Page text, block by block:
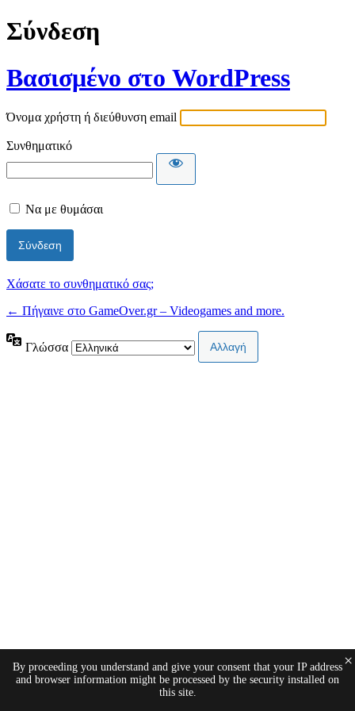
Σύνδεση
Βασισμένο στο WordPress
Όνομα χρήστη ή διεύθυνση email
Συνθηματικό
Να με θυμάσαι
Χάσατε το συνθηματικό σας;
← Πήγαινε στο GameOver.gr – Videogames and more.
Γλώσσα
By proceeding you understand and give your consent that your IP address
and browser information might be processed by the security installed on
this site.
×